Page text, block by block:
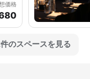
価格
のスペースを見る